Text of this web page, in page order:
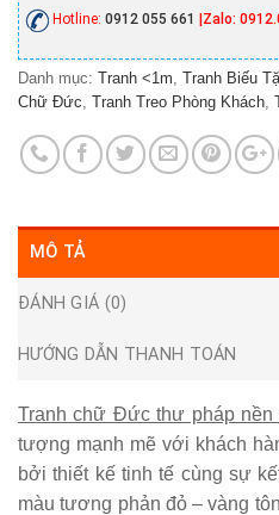
Hotline: 0912 055 661 |Zalo:
Danh mục: Tranh <1m Tranh Biếu
Chữ Đức Tranh Treo Phòng Khách
MÔ TẢ
ĐÁNH GIÁ (0)
HƯỚNG DẪN THANH TOÁN
Tranh chữ Đức thư pháp nền
tượng mạnh mẽ với khách
bởi thiết kế tinh tế cùng sự
màu tương phản đỏ – vàng